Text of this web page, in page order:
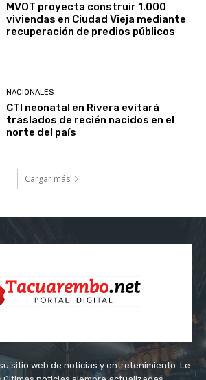
MVOT proyecta construir 1.000
viviendas en Ciudad Vieja mediante
recuperación de predios públicos
NACIONALES
CTI neonatal en Rivera evitará
traslados de recién nacidos en el
norte del país
Cargar más
sitio web de noticias y entretenimiento. Le